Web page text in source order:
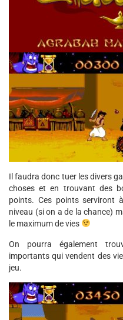
Il faudra donc tuer les divers
choses et en trouvant des
points. Ces points serviront
niveau (si on a de la chance)
le maximum de vies
On pourra également
importants qui vendent des
jeu.